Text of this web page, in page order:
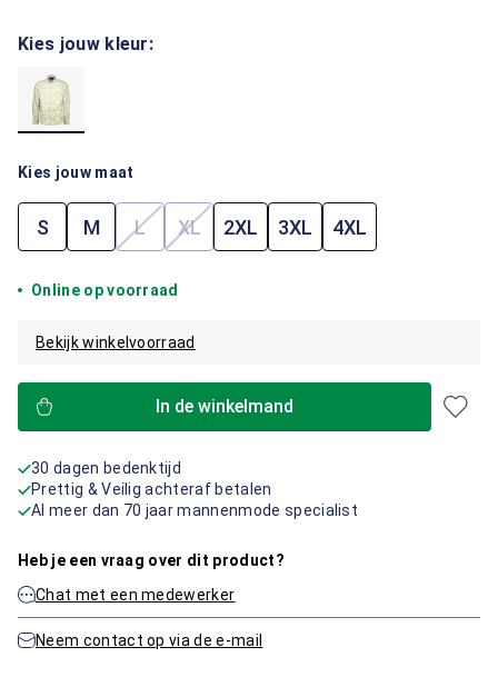
Kies jouw kleur:
Kies jouw maat
S M L(Deze optie is momenteel niet beschikbaar.)
XL(Deze optie is momenteel niet
2XL 3XL 4XL
Online op voorraad
Bekijk winkelvoorraad
In de winkelmand
30 dagen bedenktijd
Prettig & Veilig achteraf betalen
Al meer dan 70 jaar mannenmode specialist
Heb je een vraag over dit product?
Chat met een medewerker
Neem contact op via de e-mail